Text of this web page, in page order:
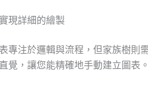
現詳細的繪製
專注於邏輯與流程，但家族樹則
覺，讓您能精確地手動建立圖表